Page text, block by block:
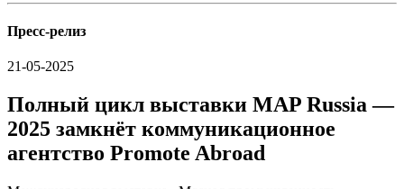
Пресс-релиз
21-05-2025
Полный цикл выставки MAP Russia —
2025 замкнёт коммуникационное
агентство Promote Abroad